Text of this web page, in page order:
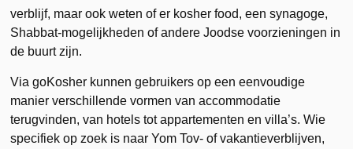
verblijf, maar ook weten of er kosher food, een synagoge,
Shabbat-mogelijkheden of andere Joodse voorzieningen in
de buurt zijn.
Via goKosher kunnen gebruikers op een eenvoudige
manier verschillende vormen van accommodatie
terugvinden, van hotels tot appartementen en villa’s. Wie
specifiek op zoek is naar Yom Tov- of vakantieverblijven,